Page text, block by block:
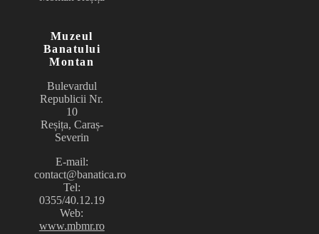
Muzeul
Banatului
Montan
Bulevardul
Republicii Nr.
10
Reșița, Caraș-
Severin
E-mail:
contact@banatica.ro
Tel:
0355/40.12.19
Web:
www.mbmr.ro